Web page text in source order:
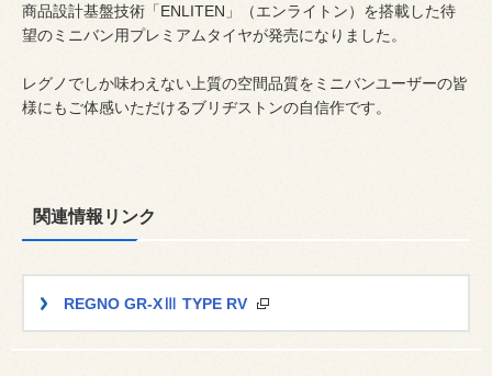
商品設計基盤技術「ENLITEN」（エンライトン）を搭載した待
望のミニバン用プレミアムタイヤが発売になりました。
レグノでしか味わえない上質の空間品質をミニバンユーザーの皆
様にもご体感いただけるブリヂストンの自信作です。
関連情報リンク
REGNO GR-XⅢ TYPE RV